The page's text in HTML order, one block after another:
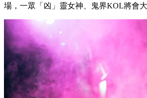
場，一眾「凶」靈女神、鬼界KOL將會